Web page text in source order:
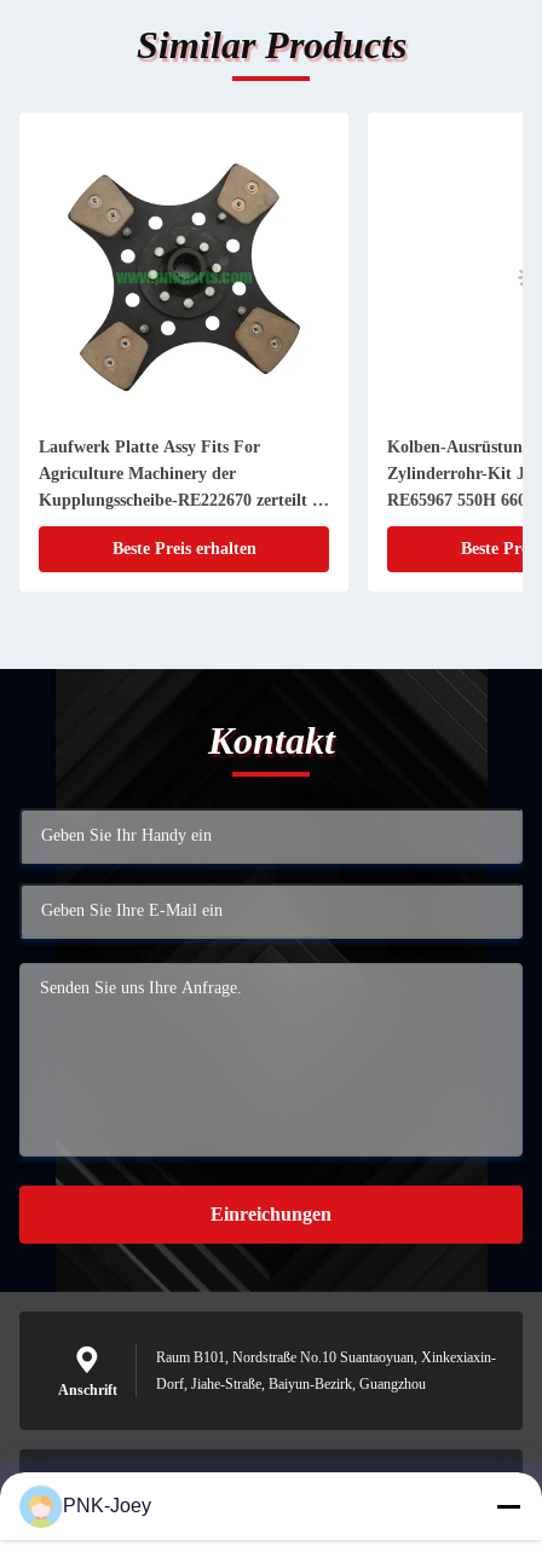
Similar Products
Laufwerk Platte Assy Fits For
Agriculture Machinery der
Kupplungsscheibe-RE222670 zerteilt 11
Zoll 20 KEIL
Beste Preis erhalten
Kolben-Ausrüstung
Zylinderrohr-Kit JDs
RE65967 550H 6603
Powerthch Turbo
Beste
Kontakt
Einreichungen
Anschrift
Raum B101, Nordstraße No.10 Suantaoyuan, Xinkexiaxin-
Dorf, Jiahe-Straße, Baiyun-Bezirk, Guangzhou
E-Mail-Adresse
PNK-Joey